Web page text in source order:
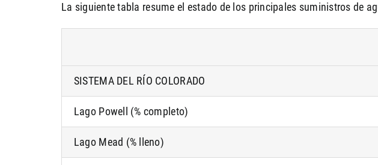
La siguiente tabla resume el estado de los principales suministros de
SISTEMA DEL RÍO COLORADO
Lago Powell (% completo)
Lago Mead (% lleno)